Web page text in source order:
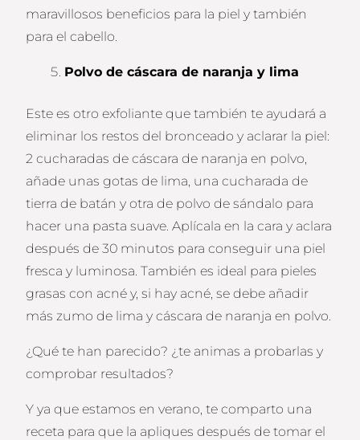
maravillosos beneficios para la piel y también
para el cabello.
Polvo de cáscara de naranja y lima
Este es otro exfoliante que también te ayudará a
eliminar los restos del bronceado y aclarar la piel:
2 cucharadas de cáscara de naranja en polvo,
añade unas gotas de lima, una cucharada de
tierra de batán y otra de polvo de sándalo para
hacer una pasta suave. Aplícala en la cara y aclara
después de 30 minutos para conseguir una piel
fresca y luminosa. También es ideal para pieles
grasas con acné y, si hay acné, se debe añadir
más zumo de lima y cáscara de naranja en polvo.
¿Qué te han parecido? ¿te animas a probarlas y
comprobar resultados?
Y ya que estamos en verano, te comparto una
receta para que la apliques después de tomar el